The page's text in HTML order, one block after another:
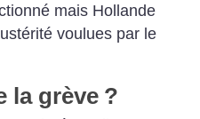
mais Hollande
voulues par le
la grève ?